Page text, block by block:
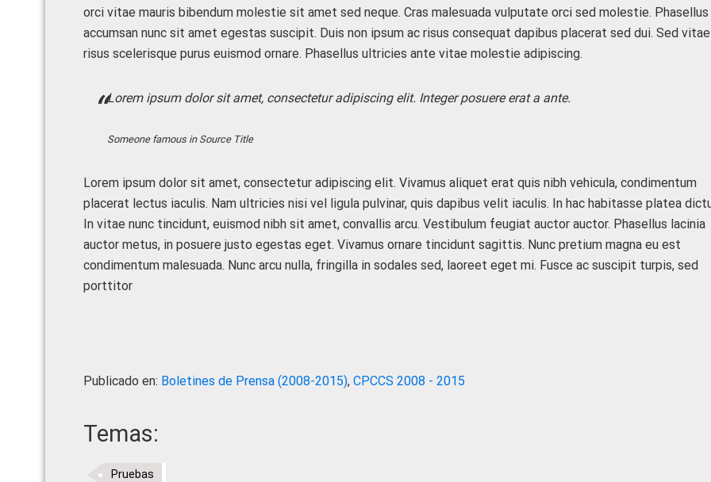
orci vitae mauris bibendum molestie sit amet sed neque. Cras malesuada vulputate orci sed molestie. Phasellus
accumsan nunc sit amet egestas suscipit. Duis non ipsum ac risus consequat dapibus placerat sed dui. Sed vitae
risus scelerisque purus euismod ornare. Phasellus ultricies ante vitae molestie adipiscing.
Lorem ipsum dolor sit amet, consectetur adipiscing elit. Integer posuere erat a ante.
Someone famous in Source Title
Lorem ipsum dolor sit amet, consectetur adipiscing elit. Vivamus aliquet erat quis nibh vehicula, condimentum
placerat lectus iaculis. Nam ultricies nisi vel ligula pulvinar, quis dapibus velit iaculis. In hac habitasse platea
In vitae nunc tincidunt, euismod nibh sit amet, convallis arcu. Vestibulum feugiat auctor auctor. Phasellus lacinia
auctor metus, in posuere justo egestas eget. Vivamus ornare tincidunt sagittis. Nunc pretium magna eu est
condimentum malesuada. Nunc arcu nulla, fringilla in sodales sed, laoreet eget mi. Fusce ac suscipit turpis, sed
porttitor
Publicado en: Boletines de Prensa (2008-2015), CPCCS 2008 - 2015
Temas:
Pruebas